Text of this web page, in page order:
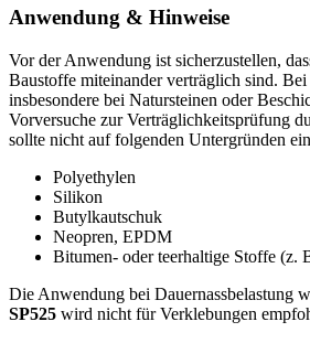
Anwendung & Hinweise
Vor der Anwendung ist sicherzustellen,
Baustoffe miteinander verträglich sind.
insbesondere bei Natursteinen oder
Vorversuche zur Verträglichkeitsprüfung
sollte nicht auf folgenden Untergründen
Polyethylen
Silikon
Butylkautschuk
Neopren, EPDM
Bitumen- oder teerhaltige Stoffe (z.
Die Anwendung bei Dauernassbelastung
SP525 wird nicht für Verklebungen